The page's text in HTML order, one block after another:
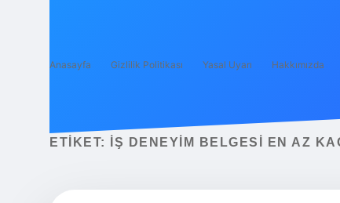
Anasayfa Gizlilik Politikası Yasal Uyarı Hakkımızda
ETIKET: İŞ DENEYIM BELGESI EN AZ